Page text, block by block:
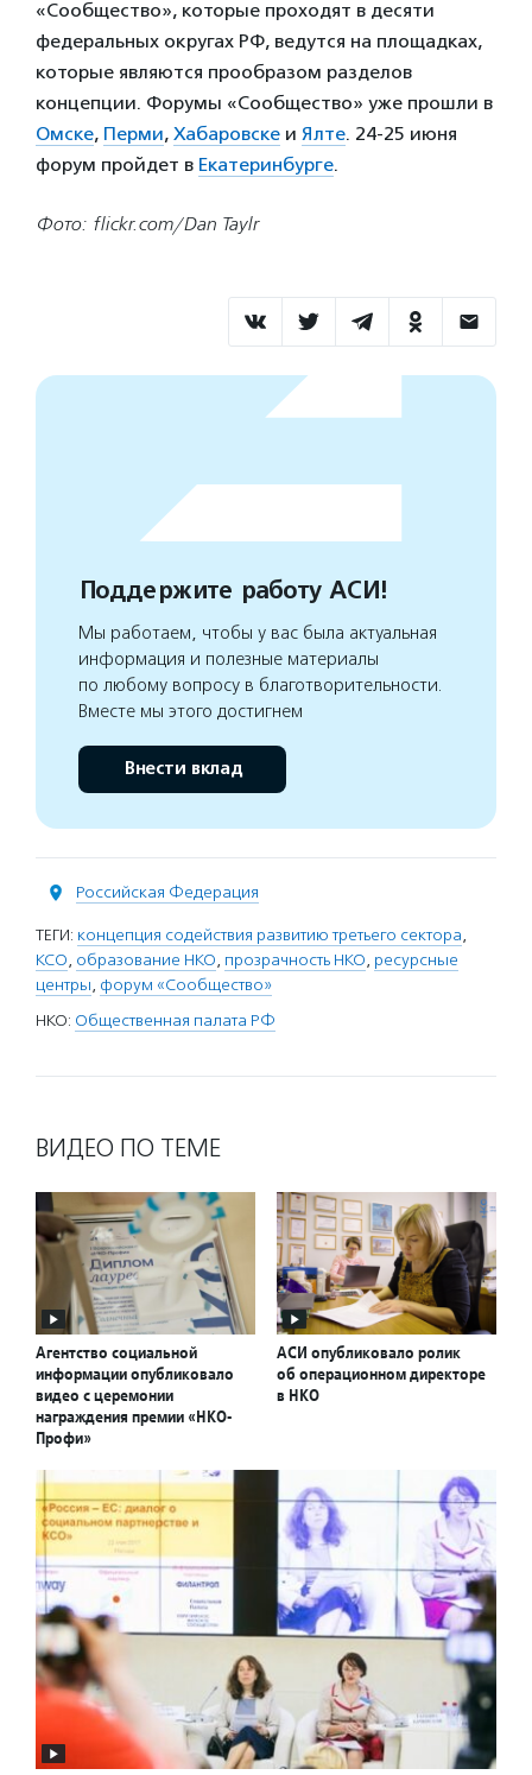
«Сообщество», которые проходят в десяти
федеральных округах РФ, ведутся на площадках,
которые являются прообразом разделов
концепции. Форумы «Сообщество» уже прошли в
Омске, Перми, Хабаровске и Ялте. 24-25 июня
форум пройдет в Екатеринбурге.
Фото: flickr.com/Dan Taylr
Поддержите работу АСИ!
Мы работаем, чтобы у вас была актуальная
информация и полезные материалы
по любому вопросу в благотворительности.
Вместе мы этого достигнем
Внести вклад
Российская Федерация
ТЕГИ: концепция содействия развитию третьего сектора,
КСО, образование НКО, прозрачность НКО, ресурсные
центры, форум «Сообщество»
НКО: Общественная палата РФ
ВИДЕО ПО ТЕМЕ
Агентство социальной
информации опубликовало
видео с церемонии
награждения премии «НКО-
Профи»
АСИ опубликовало ролик
об операционном директоре
в НКО